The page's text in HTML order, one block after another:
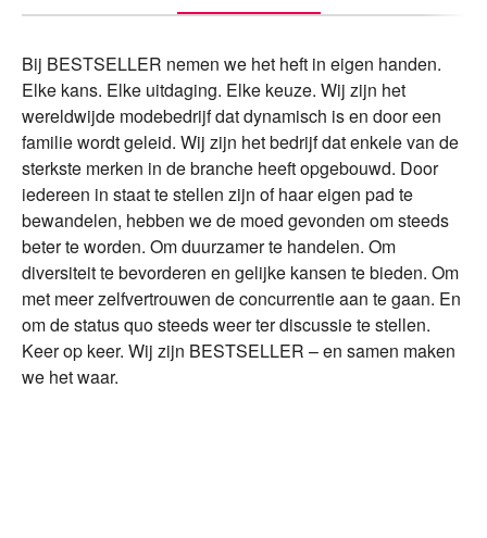
Bij BESTSELLER nemen we het heft in eigen handen.
Elke kans. Elke uitdaging. Elke keuze. Wij zijn het
wereldwijde modebedrijf dat dynamisch is en door een
familie wordt geleid. Wij zijn het bedrijf dat enkele van de
sterkste merken in de branche heeft opgebouwd. Door
iedereen in staat te stellen zijn of haar eigen pad te
bewandelen, hebben we de moed gevonden om steeds
beter te worden. Om duurzamer te handelen. Om
diversiteit te bevorderen en gelijke kansen te bieden. Om
met meer zelfvertrouwen de concurrentie aan te gaan. En
om de status quo steeds weer ter discussie te stellen.
Keer op keer. Wij zijn BESTSELLER – en samen maken
we het waar.